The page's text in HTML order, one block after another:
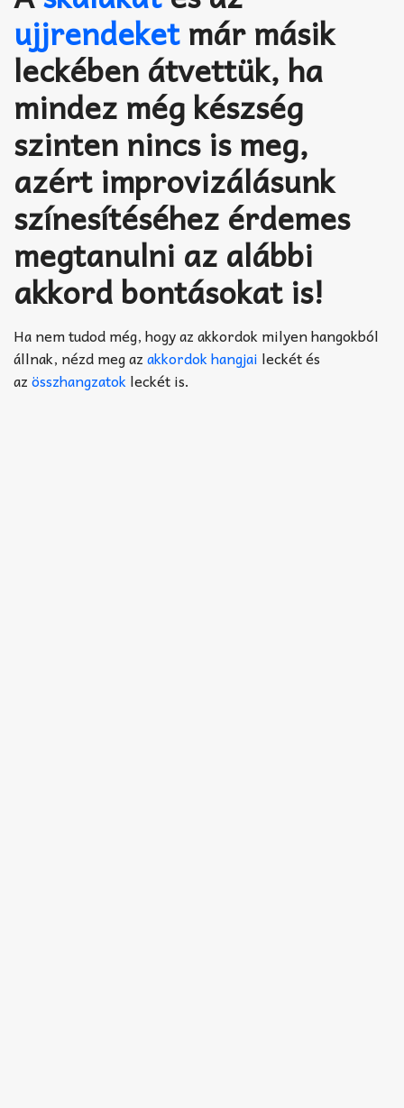
TABok
Improvizáció
ujjrendeketmár másik
leckében átvettük, ha
mindez még készség
szinten nincs is meg,
azért improvizálásunk
színesítéséhez érdemes
megtanulni az alábbi
akkord bontásokat is!
Ha nem tudod még, hogy az akkordok milyen hangokból
állnak, nézd meg azakkordok hangjai leckét és
azösszhangzatokleckét is.